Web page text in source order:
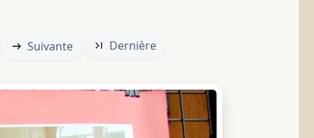
Suivante Dernière